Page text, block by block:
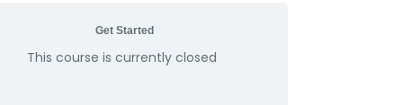
Get Started
This course is currently closed